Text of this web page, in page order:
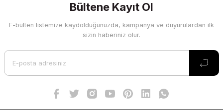
Bültene Kayıt Ol
E-bülten listemize kaydolduğunuzda, kampanya ve duyurulardan ilk
sizin haberiniz olur.